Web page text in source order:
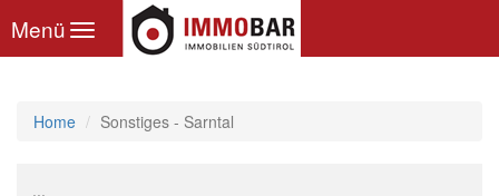
Toggle
navigation
Menü
Home Sonstiges - Sarntal
...